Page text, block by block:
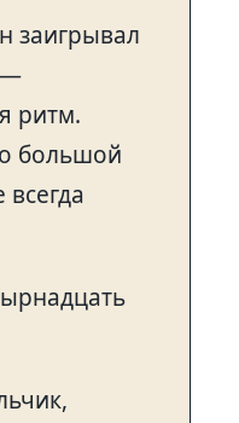
заигрывал
—
ритм.
большой